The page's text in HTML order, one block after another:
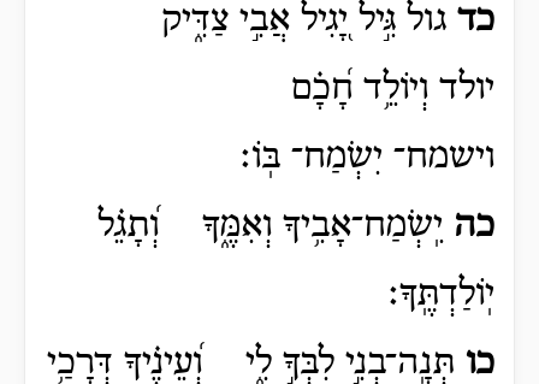
כד גול גִּ֣יל יָ֭גִיל אֲבִ֣י צַדִּ֑יק
יולד וְיוֹלֵ֥ד חָ֝כָ֗ם
וישמח־ יִשְׂמַח־ בּֽוֹ׃
כה יִֽשְׂמַח־אָבִ֥יךָ וְאִמֶּ֑ךָ וְ֝תָגֵ֗ל
יֽוֹלַדְתֶּֽךָ׃
כו תְּנָֽה־בְנִ֣י לִבְּךָ֣ לִ֑י וְ֝עֵינֶ֗יךָ דְּרָכַ֥י